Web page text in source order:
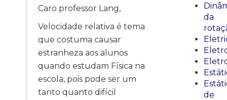
Caro professor Lang,
Velocidade relativa é tema
que costuma causar
estranheza aos alunos
quando estudam Física na
escola, pois pode ser um
tanto quanto difícil
da
de